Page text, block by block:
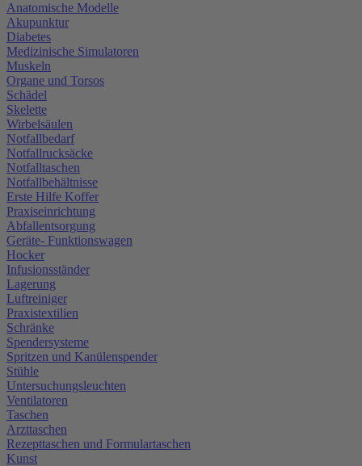
Anatomische Modelle
Akupunktur
Diabetes
Medizinische Simulatoren
Muskeln
Organe und Torsos
Schädel
Skelette
Wirbelsäulen
Notfallbedarf
Notfallrucksäcke
Notfalltaschen
Notfallbehältnisse
Erste Hilfe Koffer
Praxiseinrichtung
Abfallentsorgung
Geräte- Funktionswagen
Hocker
Infusionsständer
Lagerung
Luftreiniger
Praxistextilien
Schränke
Spendersysteme
Spritzen und Kanülenspender
Stühle
Untersuchungsleuchten
Ventilatoren
Taschen
Arzttaschen
Rezepttaschen und Formulartaschen
Kunst